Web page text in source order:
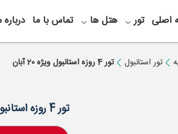
اصلی تور هتل ها تماس با ما درباره
تور استانبول تور 4 روزه استانبول ویژه 20 آبان
تور 4 روزه استانبول ویژه 20 آبان